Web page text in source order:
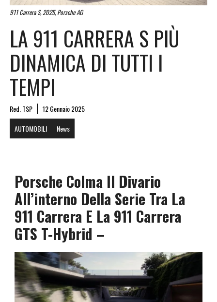
LA 911 CARRERA S PIÙ
DINAMICA DI TUTTI I
TEMPI
Red. TSP
12 Gennaio 2025
AUTOMOBILI
News
911 Carrera S, 2025, Porsche AG
Porsche Colma Il Divario
All’interno Della Serie Tra La
911 Carrera E La 911 Carrera
GTS T-Hybrid –